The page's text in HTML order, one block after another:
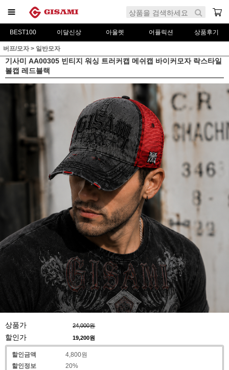
BEST100 이달신상 아울렛 어플릭션 상품후기
버프/모자> 일반모자
기사미 AA00305 빈티지 워싱 트러커캡 메쉬캡 바이커모자 락스타일
볼캡 레드블랙
상품가 24,000원
할인가 19,200원
할인금액
4,800원
할인정보
20%